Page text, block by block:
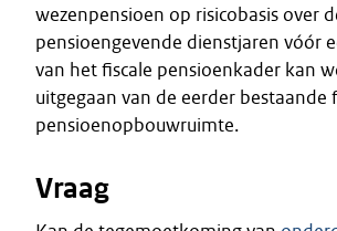
wezenpensioen op risicobasis over
pensioengevende dienstjaren vóór
van het fiscale pensioenkader kan
uitgegaan van de eerder bestaande
pensioenopbouwruimte.
Vraag